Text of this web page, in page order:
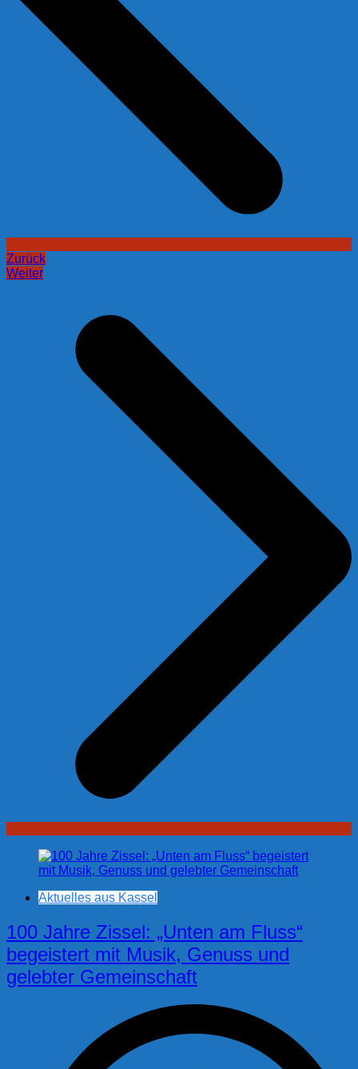
Zurück
Weiter
Aktuelles aus Kassel
100 Jahre Zissel: „Unten am Fluss“
begeistert mit Musik, Genuss und
gelebter Gemeinschaft